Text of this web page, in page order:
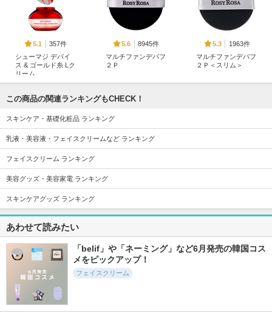
5.1
357件
シューマジ デバイ
ス & ゴールド糸 Lク
リーム
5.6
8945件
マルチファンデパフ
２Ｐ
5.3
1963件
マルチファンデパフ
２Ｐ＜スリム＞
5.3
1668件
パウダーファンブラ
ロージーローザ
リファハートコーム
＆be(アンドビー)
5.3
11016件
@cosme STOREが
作ったミカエルのよ
くばりコットン
5.5
uka
この商品の関連ランキングもCHECK！
スキンケア・基礎化粧品 ランキング
乳液・美容液・フェイスクリームなど ランキング
フェイスクリーム ランキング
美容グッズ・美容家電 ランキング
スキンケアグッズ ランキング
あわせて読みたい
「belif」や「ネーミング」など6月発売の韓国コス
メをピックアップ！
フェイスクリーム